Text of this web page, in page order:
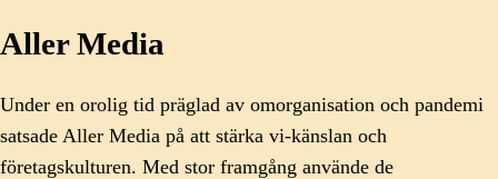
Aller Media
Under en orolig tid präglad av omorganisation och pandemi
satsade Aller Media på att stärka vi-känslan och
företagskulturen. Med stor framgång använde de